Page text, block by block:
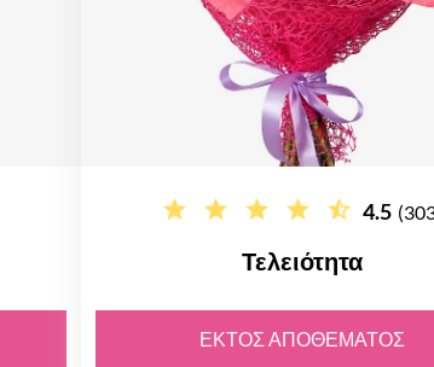
4.5
Τελειότητα
ΕΚΤΌΣ ΑΠΟΘΈΜΑΤΟΣ